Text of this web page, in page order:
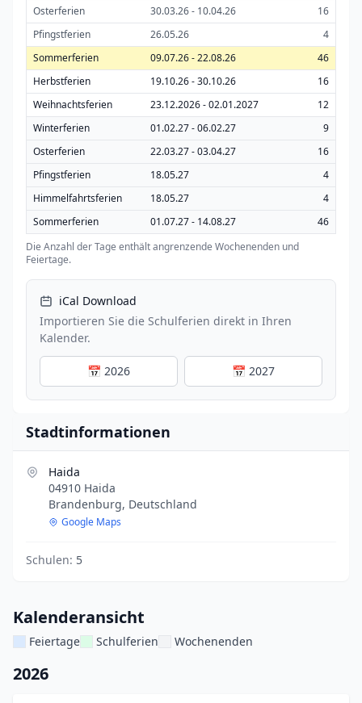
Osterferien
30.03.26 - 10.04.26
16
Pfingstferien
26.05.26
4
Sommerferien
09.07.26 - 22.08.26
46
Herbstferien
19.10.26 - 30.10.26
16
Weihnachtsferien
23.12.2026 - 02.01.2027
12
Winterferien
01.02.27 - 06.02.27
9
Osterferien
22.03.27 - 03.04.27
16
Pfingstferien
18.05.27
4
Himmelfahrtsferien
18.05.27
4
Sommerferien
01.07.27 - 14.08.27
46
Die Anzahl der Tage enthält angrenzende Wochenenden und
Feiertage.
iCal Download
Importieren Sie die Schulferien direkt in Ihren
Kalender.
📅 2026 📅 2027
Stadtinformationen
Haida
04910 Haida
Brandenburg, Deutschland
Google Maps
Schulen: 5
Kalenderansicht
Feiertage Schulferien Wochenenden
2026